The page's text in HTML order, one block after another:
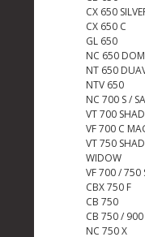
CX 650
CX 650 C
GL 650
NC 650
NT 650
NTV 650
NC 700 S /
VT 700
VF 700 C
VT 750
WIDOW
VF 700 / 750
CBX 750 F
CB 750
CB 750 /
NC 750 X